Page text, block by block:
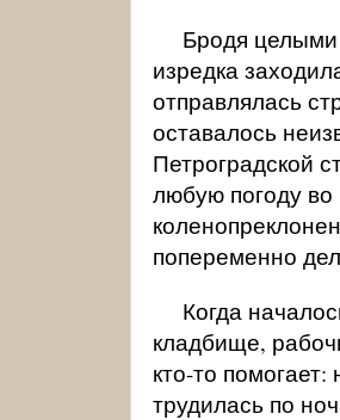
Бродя
изредка
отправлялась
оставалось
Петроградской
любую погоду во
попеременно
Когда
кладбище,
кто-то
трудилась по